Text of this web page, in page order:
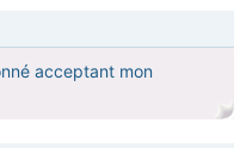
acceptant mon